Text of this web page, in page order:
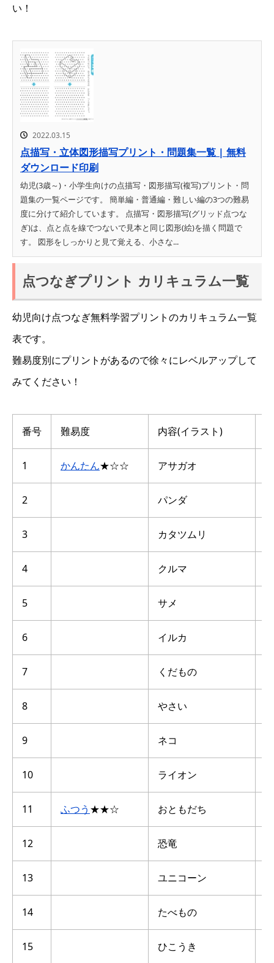
い！
2022.03.15
点描写・立体図形描写プリント・問題集一覧 | 無料
ダウンロード印刷
幼児(3歳～)・小学生向けの点描写・図形描写(複写)プリント・問
題集の一覧ページです。 簡単編・普通編・難しい編の3つの難易
度に分けて紹介しています。 点描写・図形描写(グリッド点つな
ぎ)は、点と点を線でつないで見本と同じ図形(絵)を描く問題で
す。 図形をしっかりと見て覚える、小さな...
点つなぎプリント カリキュラム一覧
幼児向け点つなぎ無料学習プリントのカリキュラム一覧
表です。
難易度別にプリントがあるので徐々にレベルアップして
みてください！
番号 難易度 内容(イラスト)
1 かんたん★☆☆ アサガオ
2 パンダ
3 カタツムリ
4 クルマ
5 サメ
6 イルカ
7 くだもの
8 やさい
9 ネコ
10 ライオン
11 ふつう ★★☆ おともだち
12 恐竜
13 ユニコーン
14 たべもの
15 ひこうき